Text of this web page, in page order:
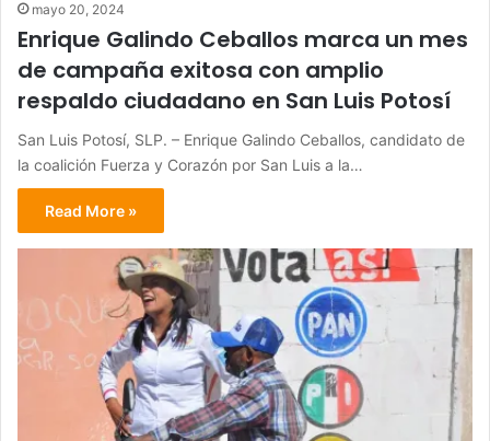
mayo 20, 2024
Enrique Galindo Ceballos marca un mes
de campaña exitosa con amplio
respaldo ciudadano en San Luis Potosí
San Luis Potosí, SLP. – Enrique Galindo Ceballos, candidato de
la coalición Fuerza y Corazón por San Luis a la…
Read More »